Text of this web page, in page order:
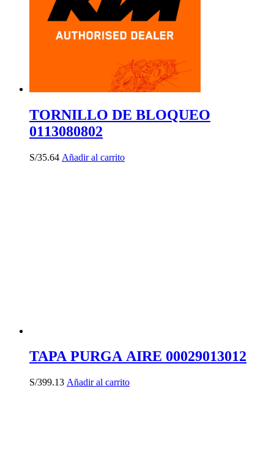
TORNILLO DE BLOQUEO
0113080802
S/35.64 Añadir al carrito
TAPA PURGA AIRE 00029013012
S/399.13 Añadir al carrito